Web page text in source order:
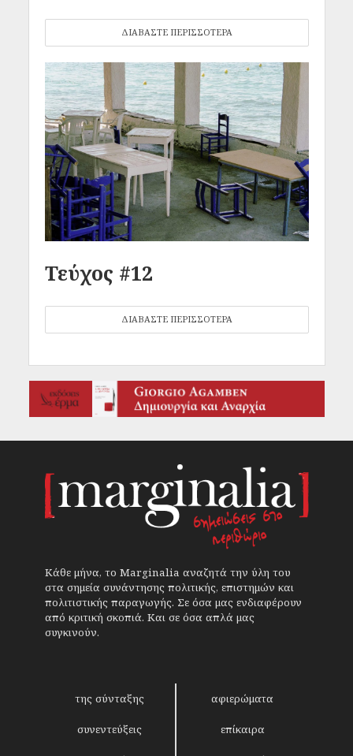
ΔΙΑΒΑΣΤΕ ΠΕΡΙΣΣΟΤΕΡΑ
Τεύχος #12
ΔΙΑΒΑΣΤΕ ΠΕΡΙΣΣΟΤΕΡΑ
Κάθε μήνα, το Marginalia αναζητά την ύλη του
στα σημεία συνάντησης πολιτικής, επιστημών και
πολιτιστικής παραγωγής. Σε όσα μας ενδιαφέρουν
από κριτική σκοπιά. Και σε όσα απλά μας
συγκινούν.
της σύνταξης αφιερώματα
συνεντεύξεις επίκαιρα